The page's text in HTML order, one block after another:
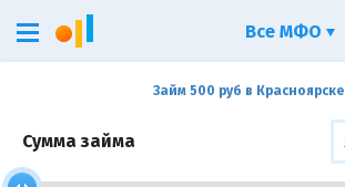
Займ 500 руб в Красноярске
Сумма займа
Все МФО